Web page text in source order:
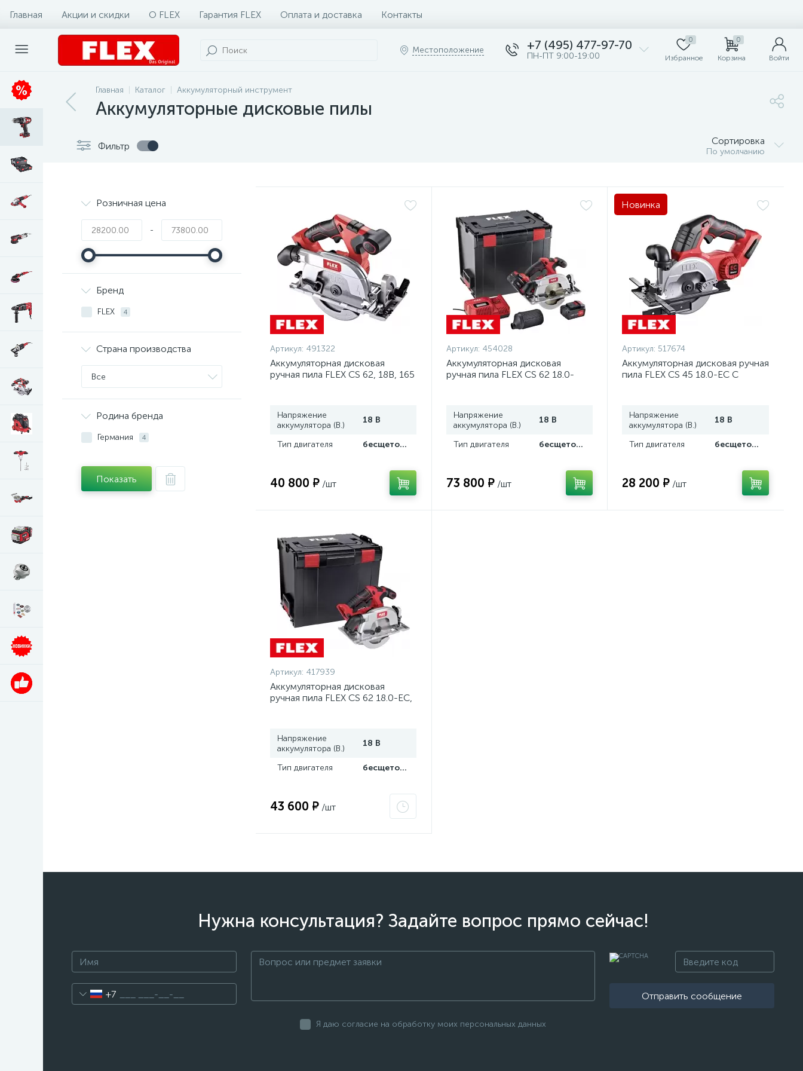
Главная Акции и скидки О FLEX Гарантия FLEX Оплата и доставка Контакты
Местоположение +7 (495) 477-97-70
ПН-ПТ 9:00-19:00
0
Избранное
0
Корзина Войти
Главная Каталог Аккумуляторный инструмент
Аккумуляторные дисковые пилы
Фильтр Сортировка
По умолчанию
Розничная цена
-
Бренд
FLEX 4
Страна производства
Все
Родина бренда
Германия 4
Показать
Артикул: 491322
Аккумуляторная дисковая
ручная пила FLEX CS 62, 18В, 165
Напряжение
аккумулятора (В.)
18 В
Тип двигателя бесщеточный
40 800 ₽ /шт
Артикул: 454028
Аккумуляторная дисковая
ручная пила FLEX CS 62 18.0-
Напряжение
аккумулятора (В.)
18 В
Тип двигателя бесщеточный
73 800 ₽ /шт
Новинка
Артикул: 517674
Аккумуляторная дисковая ручная
пила FLEX CS 45 18.0-EC C
Напряжение
аккумулятора (В.)
18 В
Тип двигателя бесщеточный
28 200 ₽ /шт
Артикул: 417939
Аккумуляторная дисковая
ручная пила FLEX CS 62 18.0-EC,
Напряжение
аккумулятора (В.)
18 В
Тип двигателя бесщеточный
43 600 ₽ /шт
Нужна консультация? Задайте вопрос прямо сейчас!
+7 Отправить сообщение
Я даю согласие на обработку моих персональных данных